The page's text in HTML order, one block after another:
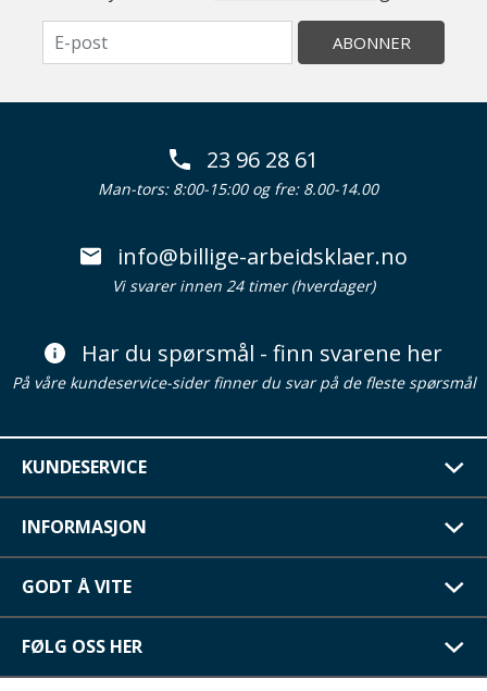
ABONNER
23 96 28 61
Man-tors: 8:00-15:00 og fre: 8.00-14.00
info@billige-arbeidsklaer.no
Vi svarer innen 24 timer (hverdager)
Har du spørsmål - finn svarene her
På våre kundeservice-sider finner du svar på de fleste spørsmål
KUNDESERVICE
INFORMASJON
GODT Å VITE
FØLG OSS HER